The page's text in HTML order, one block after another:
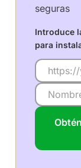
seguras
Introduce
para